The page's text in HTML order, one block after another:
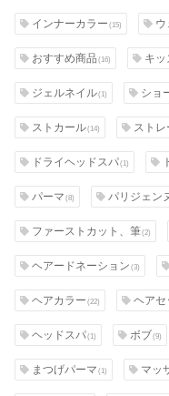
インナーカラー(15)
おすすめ商品(16) キ
ジェルネイル(1) ショ
ストカール(14) スト
ドライヘッドスパ(1)
パーマ(8) パリジェン
ファーストカット、筆(2)
ヘアードネーション(3)
ヘアカラー(22) ヘア
ヘッドスパ(1) ボブ(9)
まつげパーマ(1) マッ